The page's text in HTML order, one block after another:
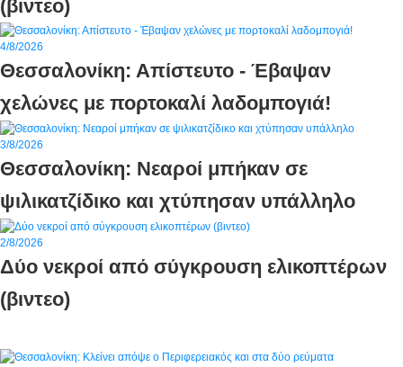
(βιντεο)
4/8/2026
Θεσσαλονίκη: Απίστευτο - Έβαψαν
χελώνες με πορτοκαλί λαδομπογιά!
3/8/2026
Θεσσαλονίκη: Νεαροί μπήκαν σε
ψιλικατζίδικο και χτύπησαν υπάλληλο
2/8/2026
Δύο νεκροί από σύγκρουση ελικοπτέρων
(βιντεο)